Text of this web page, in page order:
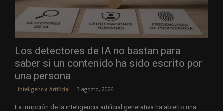
Los detectores de IA no bastan para
saber si un contenido ha sido escrito por
una persona
Inteligencia Artificial 3 agosto, 2026
La irrupción de la inteligencia artificial generativa ha abierto una